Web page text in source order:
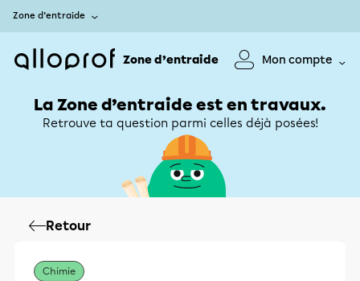
Zone d’entraide
Zone d’entraide Mon compte
La Zone d’entraide est en travaux.
Retrouve ta question parmi celles déjà posées!
Retour
Chimie